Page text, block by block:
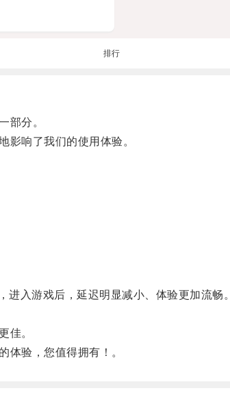
排行
部分。
响了我们的使用体验。
入游戏后，延迟明显减小、体验更加流畅。
佳。
验，您值得拥有！。